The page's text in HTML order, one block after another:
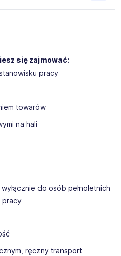
Personalnego Work &
niezależnych
W ciągu wielu lat naszej
50 000 pracowników
pracowników dla
małych rodzinnych
jest wpisana pod nr
się zajmować:
pracy
towarów
na hali
do osób pełnoletnich
pracy
ręczny transport